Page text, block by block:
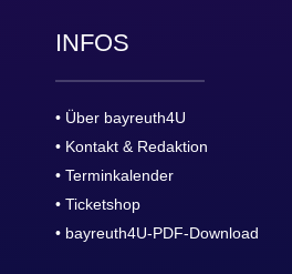
INFOS
• Über bayreuth4U
• Kontakt & Redaktion
• Terminkalender
• Ticketshop
• bayreuth4U-PDF-Download